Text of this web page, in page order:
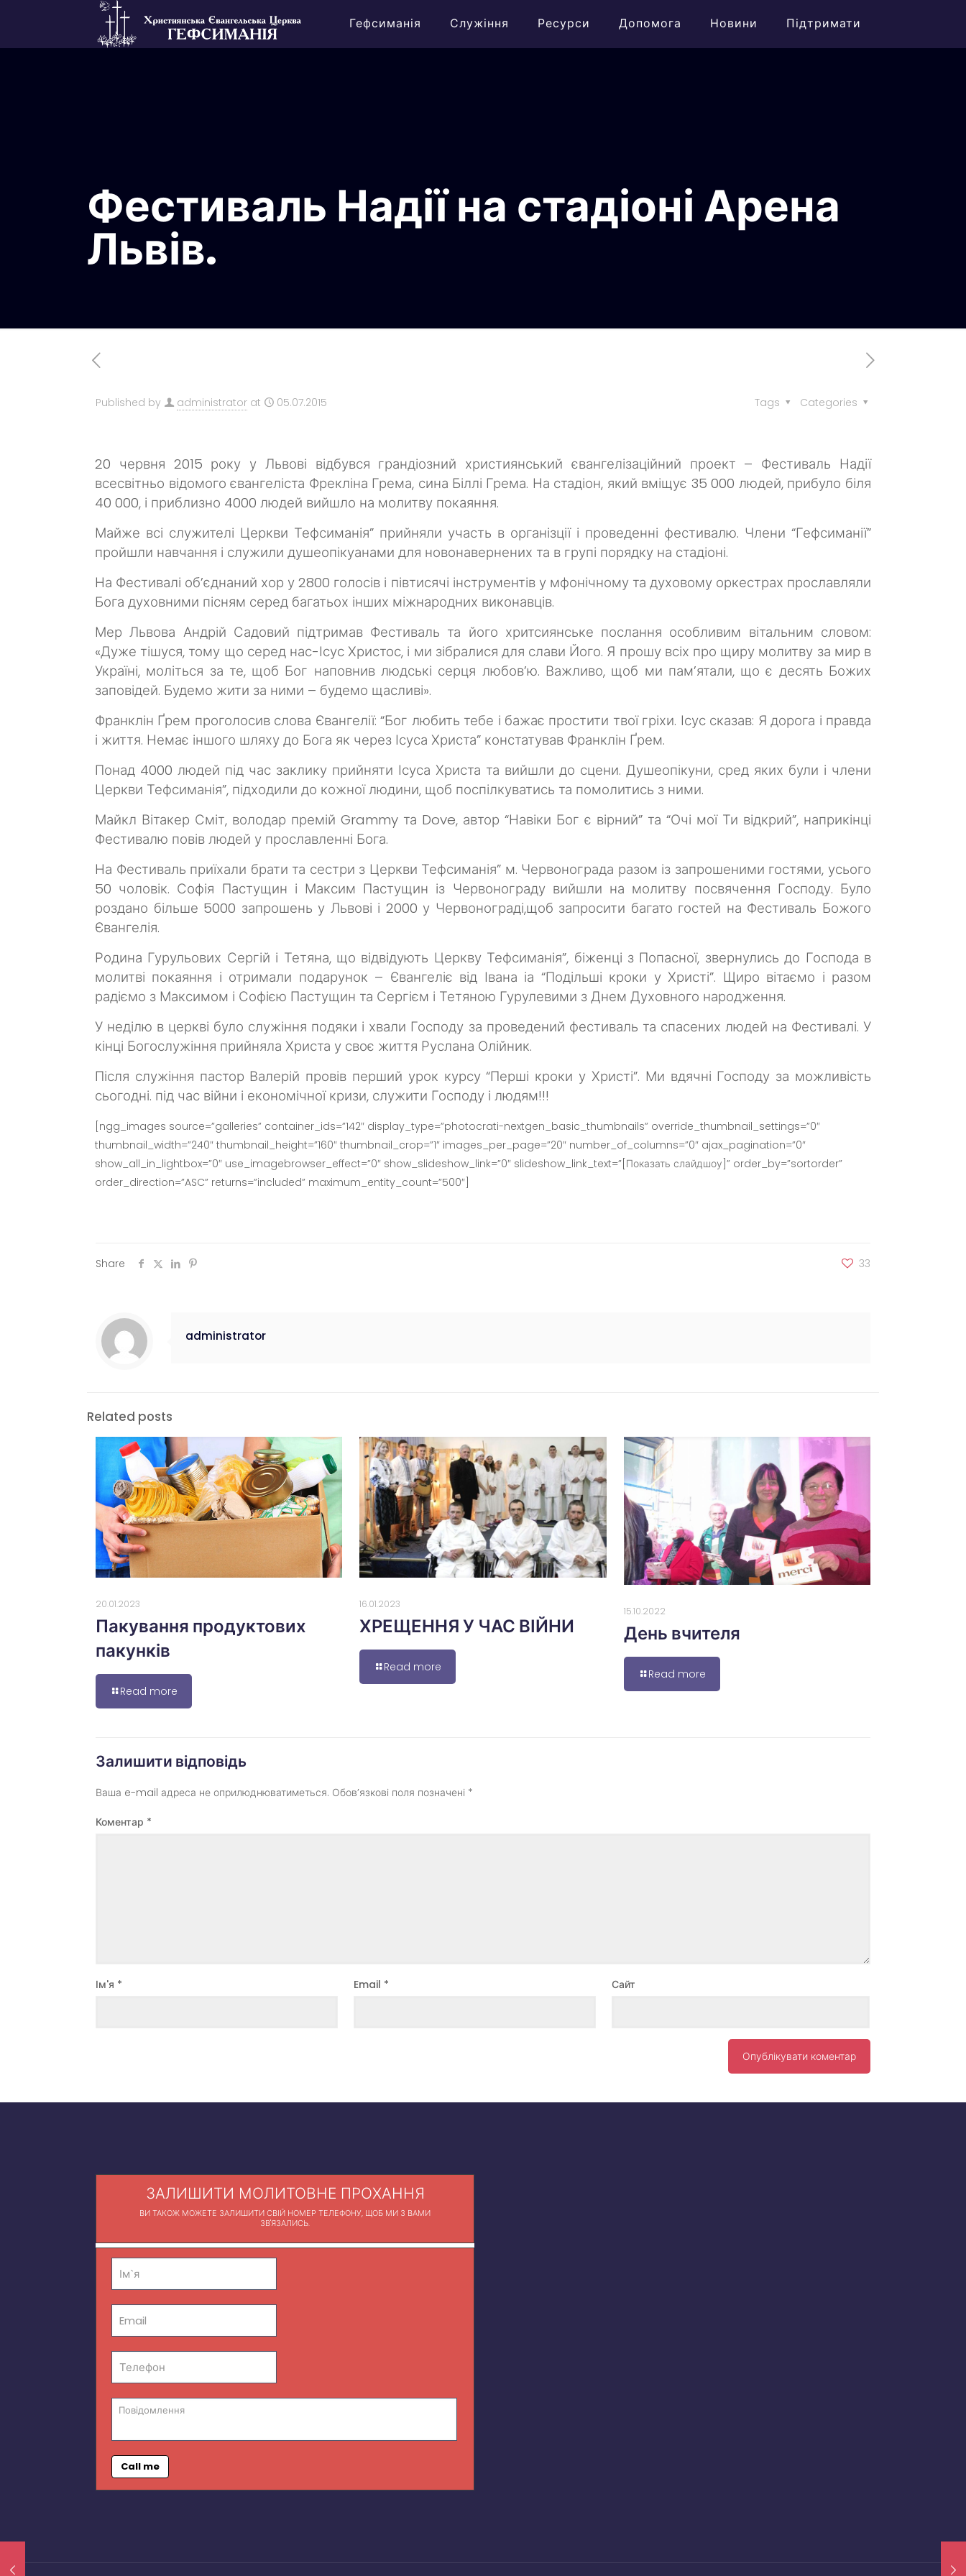
Гефсиманія Служіння Ресурси Допомога Новини Підтримати
Фестиваль Надії на стадіоні Арена
Львів.
Published by administrator at 05.07.2015 Categories
Tags
20 червня 2015 року у Львові відбувся грандіозний християнський євангелізаційний проект – Фестиваль Надії
всесвітньо відомого євангеліста Фрекліна Грема, сина Біллі Грема. На стадіон, який вміщує 35 000 людей, прибуло біля
40 000, і приблизно 4000 людей вийшло на молитву покаяння.
Майже всі служителі Церкви Тефсиманія” прийняли участь в організції і проведенні фестивалю. Члени “Гефсиманії”
пройшли навчання і служили душеопікуанами для новонавернених та в групі порядку на стадіоні.
На Фестивалі об’єднаний хор у 2800 голосів і півтисячі інструментів у мфонічному та духовому оркестрах прославляли
Бога духовними пісням серед багатьох інших міжнародних виконавців.
Мер Львова Андрій Садовий підтримав Фестиваль та його хритсиянське послання особливим вітальним словом:
«Дуже тішуся, тому що серед нас-Ісус Христос, і ми зібралися для слави Його. Я прошу всіх про щиру молитву за мир в
Україні, моліться за те, щоб Бог наповнив людські серця любов’ю. Важливо, щоб ми пам’ятали, що є десять Божих
заповідей. Будемо жити за ними – будемо щасливі».
Франклін Ґрем проголосив слова Євангелії: “Бог любить тебе і бажає простити твої гріхи. Ісус сказав: Я дорога і правда
і життя. Немає іншого шляху до Бога як через Ісуса Христа” констатував Франклін Ґрем.
Понад 4000 людей під час заклику прийняти Ісуса Христа та вийшли до сцени. Душеопікуни, сред яких були і члени
Церкви Тефсиманія”, підходили до кожної людини, щоб поспілкуватись та помолитись з ними.
Майкл Вітакер Сміт, володар премій Grammy та Dove, автор “Навіки Бог є вірний” та “Очі мої Ти відкрий”, наприкінці
Фестивалю повів людей у прославленні Бога.
На Фестиваль приїхали брати та сестри з Церкви Тефсиманія” м. Червонограда разом із запрошеними гостями, усього
50 чоловік. Софія Пастущин і Максим Пастущин із Червонограду вийшли на молитву посвячення Господу. Було
роздано більше 5000 запрошень у Львові і 2000 у Червонограді,щоб запросити багато гостей на Фестиваль Божого
Євангелія.
Родина Гурульових Сергій і Тетяна, що відвідують Церкву Тефсиманія”, біженці з Попасної, звернулись до Господа в
молитві покаяння і отримали подарунок – Євангеліє від Івана іа “Подільші кроки у Христі”. Щиро вітаємо і разом
радіємо з Максимом і Софією Пастущин та Сергієм і Тетяною Гурулевими з Днем Духовного народження.
У неділю в церкві було служіння подяки і хвали Господу за проведений фестиваль та спасених людей на Фестивалі. У
кінці Богослужіння прийняла Христа у своє життя Руслана Олійник.
Після служіння пастор Валерій провів перший урок курсу “Перші кроки у Христі”. Ми вдячні Господу за можливість
сьогодні. під час війни і економічної кризи, служити Господу і людям!!!
[ngg_images source=”galleries” container_ids=”142″ display_type=”photocrati-nextgen_basic_thumbnails” override_thumbnail_settings=”0″
thumbnail_width=”240″ thumbnail_height=”160″ thumbnail_crop=”1″ images_per_page=”20″ number_of_columns=”0″ ajax_pagination=”0″
show_all_in_lightbox=”0″ use_imagebrowser_effect=”0″ show_slideshow_link=”0″ slideshow_link_text=”[Показать слайдшоу]” order_by=”sortorder”
order_direction=”ASC” returns=”included” maximum_entity_count=”500″]
Share 33
administrator
Related posts
20.01.2023
Пакування продуктових
пакунків
Read more
16.01.2023
ХРЕЩЕННЯ У ЧАС ВІЙНИ
Read more
15.10.2022
День вчителя
Read more
Залишити відповідь
Ваша e-mail адреса не оприлюднюватиметься. Обов’язкові поля позначені *
Коментар *
Ім'я * Email * Сайт
ЗАЛИШИТИ МОЛИТОВНЕ ПРОХАННЯ
ВИ ТАКОЖ МОЖЕТЕ ЗАЛИШИТИ СВІЙ НОМЕР ТЕЛЕФОНУ, ЩОБ МИ З ВАМИ
ЗВ'ЯЗАЛИСЬ.
Call me